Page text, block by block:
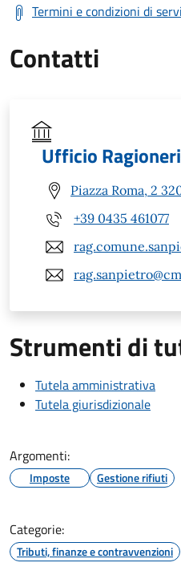
Termini e condizioni di
Contatti
Ufficio
Piazza Roma, 2
+39 0435 461077
Strumenti di
Tutela amministrativa
Tutela giurisdizionale
Argomenti:
Imposte Gestione rifiuti
Categorie:
Tributi, finanze e contravvenzioni